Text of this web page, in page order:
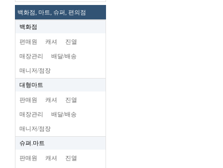
백화점, 마트, 슈퍼, 편의점
백화점
편매원 캐셔 진열
매장관리 배달/배송
매니저/점장
대형마트
판매원 캐셔 진열
매장관리 배달/배송
매니저/점장
슈펴.마트
판매원 캐셔 진열